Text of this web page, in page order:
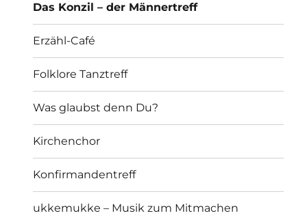
Das Konzil – der Männertreff
Erzähl-Café
Folklore Tanztreff
Was glaubst denn Du?
Kirchenchor
Konfirmandentreff
ukkemukke – Musik zum Mitmachen